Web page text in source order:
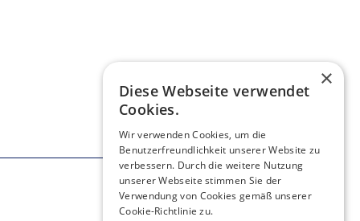
×
Diese Webseite verwendet
Cookies.
Wir verwenden Cookies, um die
Benutzerfreundlichkeit unserer Website zu
verbessern. Durch die weitere Nutzung
unserer Webseite stimmen Sie der
Verwendung von Cookies gemäß unserer
Cookie-Richtlinie zu.